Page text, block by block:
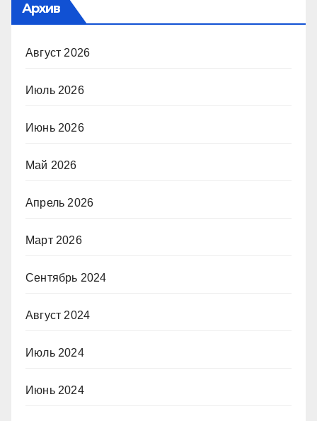
Архив
Август 2026
Июль 2026
Июнь 2026
Май 2026
Апрель 2026
Март 2026
Сентябрь 2024
Август 2024
Июль 2024
Июнь 2024